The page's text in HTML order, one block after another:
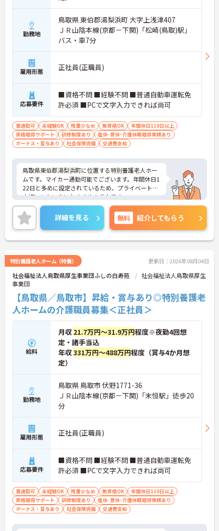
勤務地
鳥取県 東伯郡湯梨浜町 大字上浅津407
ＪＲ山陰本線(京都－下関)「松崎(鳥取)駅」
バス・車7分
雇用形態 正社員(正職員)
応募要件
■資格不問 ■経験不問 ■普通自動車運転免
許必須 ■PCで文字入力できれば尚可
車通勤可 未経験OK 残業少なめ 無資格OK
年間休日110日以上
資格取得サポート
研修制度あり
産休･育休･介護休暇取得実績あり
ボーナス・賞与あり
社会保険完備 交通費支給
鳥取県東伯郡湯梨浜町に位置する特別養護老人ホー
ムです。マイカー通勤可能でございます。年間休日1
22日と多めに設定されているため、プライベートを
大切にしたい方におすすめの求人です。
昇給や賞与制度があり頑張りが評価されてしっかり
と職員に還元されます。ご興味のある方には、面接
対策ポイントなど、さらに詳細をお話しいたします
のでお気軽にご相談ください！
詳細を見る 無料 紹介してもらう
特別養護老人ホーム（特養） 更新日：2026年08月04日
社会福祉法人鳥取県厚生事業団ふしの白寿苑
社会福祉法人鳥取県厚生
事業団
【鳥取県／鳥取市】昇給・賞与あり◎特別養護老
人ホームの介護職員募集＜正社員＞
給料
月収 21.7万円～31.9万円程度※夜勤4回想
定・諸手当込
年収331万円～488万円程度（賞与4か月想
定）
勤務地
鳥取県 鳥取市 伏野1771-36
ＪＲ山陰本線(京都－下関)「末恒駅」徒歩20
分
雇用形態 正社員(正職員)
応募要件
■資格不問 ■経験不問 ■普通自動車運転免
許必須 ■PCで文字入力できれば尚可
車通勤可 未経験OK 残業少なめ 無資格OK
年間休日110日以上
資格取得サポート
研修制度あり
産休･育休･介護休暇取得実績あり
ボーナス・賞与あり
社会保険完備 交通費支給